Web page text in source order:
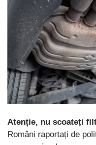
Atenție, nu scoateți
Români raportați de